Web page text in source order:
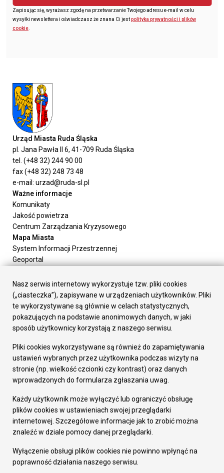
Zapisując się, wyrażasz zgodę na przetwarzanie Twojego adresu e-mail w celu
wysyłki newslettera i oświadczasz że znana Ci jestpolityka prywatności i plików
cookie.
Urząd Miasta Ruda Śląska
pl. Jana Pawła II 6, 41-709 Ruda Śląska
tel. (+48 32) 244 90 00
fax (+48 32) 248 73 48
e-mail: urzad@ruda-sl.pl
Ważne informacje
Komunikaty
Jakość powietrza
Centrum Zarządzania Kryzysowego
Mapa Miasta
System Informacji Przestrzennej
Geoportal
Załatw sprawę
Prezydent Miasta
Rada Miasta
Wydziały
Elektroniczna Skrzynka Podawcza
Gospodarka
Fundusze europejskie
Środki krajowe
Oferty inwestycyjne
Pozostałe
Deklaracja dostępności
Dane osobowe
Dodaj opinię o witrynie
Nasz serwis internetowy wykorzystuje tzw. pliki cookies
(„ciasteczka”), zapisywane w urządzeniach użytkowników. Pliki
te wykorzystywane są głównie w celach statystycznych,
pokazujących na podstawie anonimowych danych, w jaki
sposób użytkownicy korzystają z naszego serwisu.
Pliki cookies wykorzystywane są również do zapamiętywania
ustawień wybranych przez użytkownika podczas wizyty na
stronie (np. wielkość czcionki czy kontrast) oraz danych
wprowadzonych do formularza zgłaszania uwag.
Każdy użytkownik może wyłączyć lub ograniczyć obsługę
plików cookies w ustawieniach swojej przeglądarki
internetowej. Szczegółowe informacje jak to zrobić można
znaleźć w dziale pomocy danej przeglądarki.
Wyłączenie obsługi plików cookies nie powinno wpłynąć na
poprawność działania naszego serwisu.